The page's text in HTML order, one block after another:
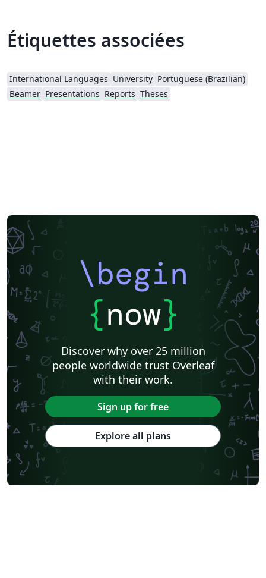
Étiquettes associées
International Languages University Portuguese (Brazilian)
Beamer Presentations Reports Theses
\begin
{now}
Discover why over 25 million
people worldwide trust Overleaf
with their work.
Sign up for free
Explore all plans